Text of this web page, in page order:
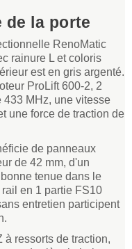
de la porte
RenoMatic
rainure L et coloris
est en gris argenté.
ProLift 600-2, 2
433 MHz, une vitesse
une force de traction de
de panneaux
de 42 mm, d'un
tenue dans le
en 1 partie FS10
entretien participent
à ressorts de traction,